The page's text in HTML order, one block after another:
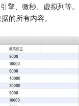
擎、微秒、虚拟列等。
的所有内容。